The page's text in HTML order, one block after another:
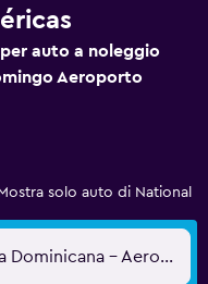
auto a noleggio
Aeroporto
Mostra solo auto di National
Santo Domingo, Repubblica Dominicana - Aeroporto Internazionale Las Américas (SDQ)